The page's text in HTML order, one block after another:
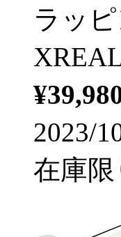
ラッ
2023/
在庫限